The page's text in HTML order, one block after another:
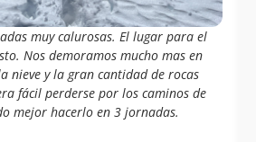
muy calurosas. El lugar para el
Nos demoramos mucho mas en
nieve y la gran cantidad de rocas
fácil perderse por los caminos de
mejor hacerlo en 3 jornadas.